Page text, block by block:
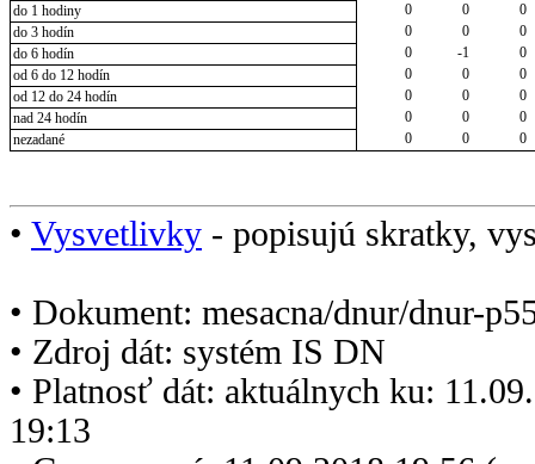
do 1 hodiny
0 0
0
do 3 hodín
0 0
0
do 6 hodín
0 -1
0
od 6 do 12 hodín
0 0
0
od 12 do 24 hodín
0 0
0
nad 24 hodín
0 0
0
nezadané
0 0 0
• Vysvetlivky - popisujú skratky,
• Dokument: mesacna/dnur/dnur-
• Zdroj dát: systém IS DN
• Platnosť dát: aktuálnych ku:
19:13